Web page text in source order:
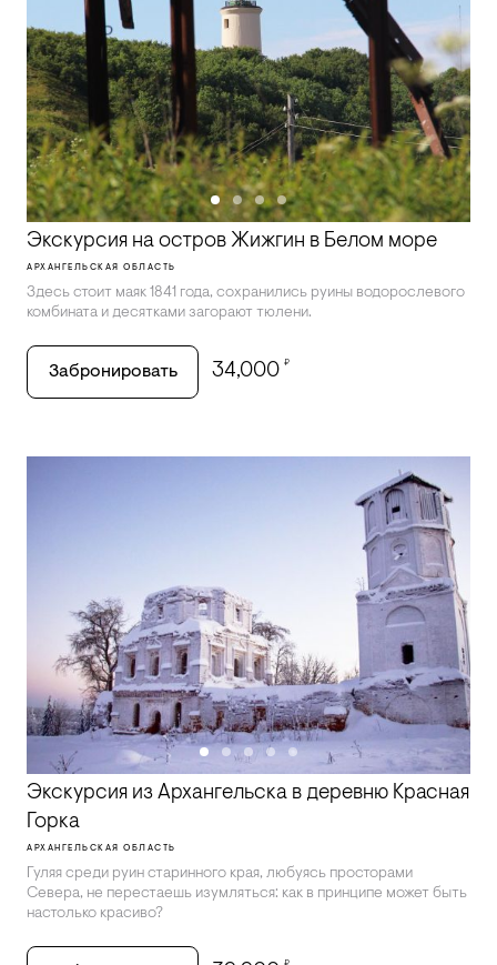
Экскурсия на остров Жижгин в Белом море
АРХАНГЕЛЬСКАЯ ОБЛАСТЬ
Здесь стоит маяк 1841 года, сохранились руины водорослевого
комбината и десятками загорают тюлени.
Забронировать 34,000 ₽
Экскурсия из Архангельска в деревню Красная
Горка
АРХАНГЕЛЬСКАЯ ОБЛАСТЬ
Гуляя среди руин старинного края, любуясь просторами
Севера, не перестаешь изумляться: как в принципе может быть
настолько красиво?